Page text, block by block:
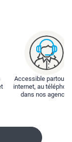
Accessible partout :
internet, au
dans nos